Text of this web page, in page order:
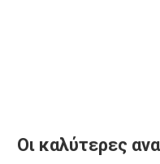
Οι καλύτερες